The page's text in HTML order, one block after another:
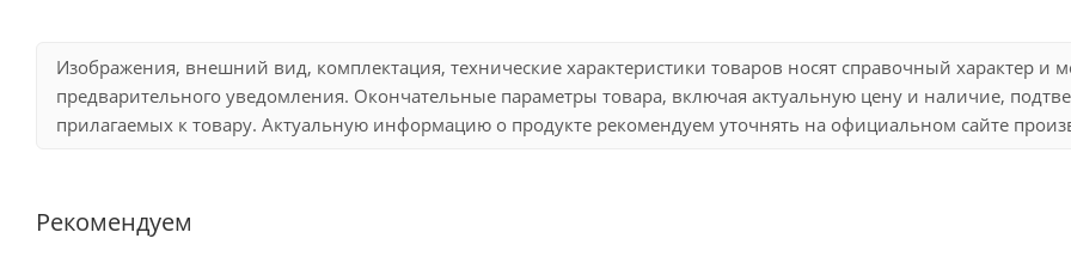
Изображения, внешний вид, комплектация, технические характеристики товаров носят справочный характер и
предварительного уведомления. Окончательные параметры товара, включая актуальную цену и наличие,
прилагаемых к товару. Актуальную информацию о продукте рекомендуем уточнять на официальном сайте
Рекомендуем